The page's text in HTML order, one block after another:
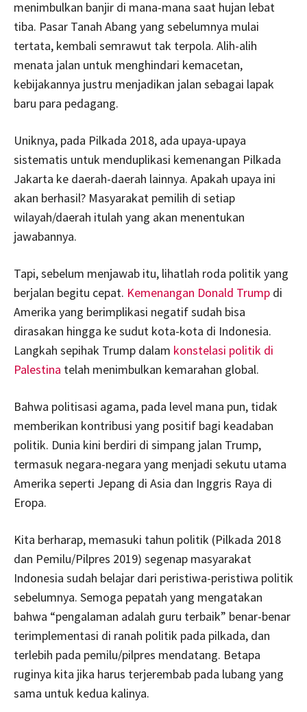
menimbulkan banjir di mana-mana saat hujan lebat
tiba. Pasar Tanah Abang yang sebelumnya mulai
tertata, kembali semrawut tak terpola. Alih-alih
menata jalan untuk menghindari kemacetan,
kebijakannya justru menjadikan jalan sebagai lapak
baru para pedagang.
Uniknya, pada Pilkada 2018, ada upaya-upaya
sistematis untuk menduplikasi kemenangan Pilkada
Jakarta ke daerah-daerah lainnya. Apakah upaya ini
akan berhasil? Masyarakat pemilih di setiap
wilayah/daerah itulah yang akan menentukan
jawabannya.
Tapi, sebelum menjawab itu, lihatlah roda politik yang
berjalan begitu cepat. Kemenangan Donald Trump di
Amerika yang berimplikasi negatif sudah bisa
dirasakan hingga ke sudut kota-kota di Indonesia.
Langkah sepihak Trump dalam konstelasi politik di
Palestina telah menimbulkan kemarahan global.
Bahwa politisasi agama, pada level mana pun, tidak
memberikan kontribusi yang positif bagi keadaban
politik. Dunia kini berdiri di simpang jalan Trump,
termasuk negara-negara yang menjadi sekutu utama
Amerika seperti Jepang di Asia dan Inggris Raya di
Eropa.
Kita berharap, memasuki tahun politik (Pilkada 2018
dan Pemilu/Pilpres 2019) segenap masyarakat
Indonesia sudah belajar dari peristiwa-peristiwa politik
sebelumnya. Semoga pepatah yang mengatakan
bahwa “pengalaman adalah guru terbaik” benar-benar
terimplementasi di ranah politik pada pilkada, dan
terlebih pada pemilu/pilpres mendatang. Betapa
ruginya kita jika harus terjerembab pada lubang yang
sama untuk kedua kalinya.